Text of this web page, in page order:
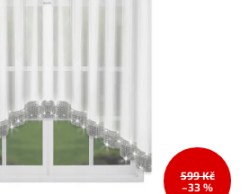
599 Kč
–33 %